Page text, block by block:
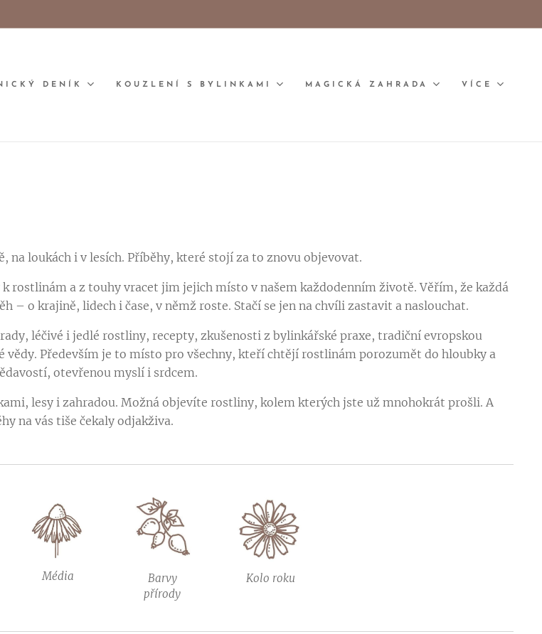
DENÍK KOUZLENÍ S BYLINKAMI MAGICKÁ ZAHRADA VÍCE
na loukách i v lesích. Příběhy, které stojí za to znovu objevovat.
rostlinám a z touhy vracet jim jejich místo v našem každodenním životě. Věřím, že každá
– o krajině, lidech i čase, v němž roste. Stačí se jen na chvíli zastavit a naslouchat.
léčivé i jedlé rostliny, recepty, zkušenosti z bylinkářské praxe, tradiční evropskou
vědy. Především je to místo pro všechny, kteří chtějí rostlinám porozumět do hloubky a
otevřenou myslí i srdcem.
lesy i zahradou. Možná objevíte rostliny, kolem kterých jste už mnohokrát prošli. A
na vás tiše čekaly odjakživa.
Média
Barvy
přírody
Kolo roku